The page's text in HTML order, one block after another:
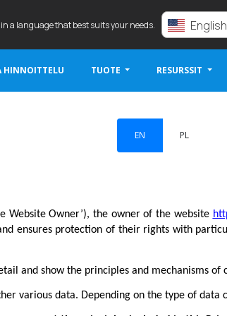
a language that best suits your needs. English
HINNOITTELU TUOTE RESURSSIT
EN PL